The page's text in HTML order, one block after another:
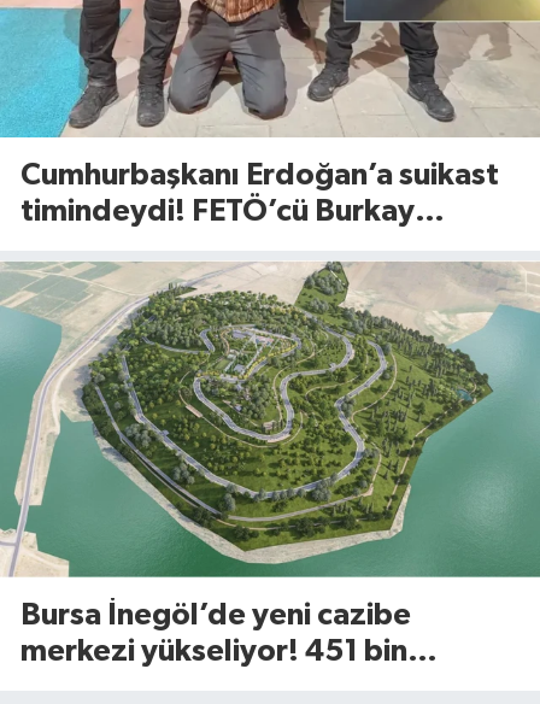
Cumhurbaşkanı Erdoğan’a suikast
timindeydi! FETÖ’cü Burkay
Bursa İnegöl’de yeni cazibe
merkezi yükseliyor! 451 bin